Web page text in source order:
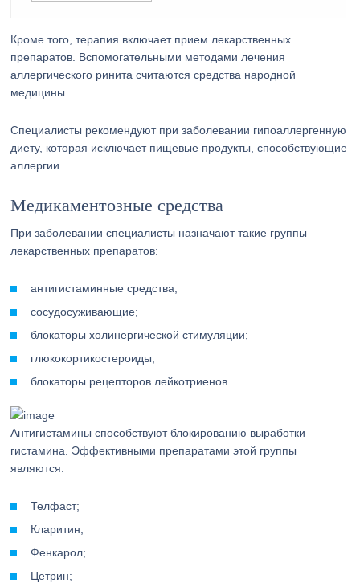
Кроме того, терапия включает прием лекарственных
препаратов. Вспомогательными методами лечения
аллергического ринита считаются средства народной
медицины.
Специалисты рекомендуют при заболевании гипоаллергенную
диету, которая исключает пищевые продукты, способствующие
аллергии.
Медикаментозные средства
При заболевании специалисты назначают такие группы
лекарственных препаратов:
антигистаминные средства;
сосудосуживающие;
блокаторы холинергической стимуляции;
глюкокортикостероиды;
блокаторы рецепторов лейкотриенов.
Антигистамины способствуют блокированию выработки
гистамина. Эффективными препаратами этой группы
являются:
Телфаст;
Кларитин;
Фенкарол;
Цетрин;